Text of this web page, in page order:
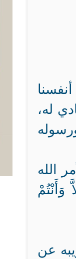
له،
الله
وَأَنْتُمْ
عن